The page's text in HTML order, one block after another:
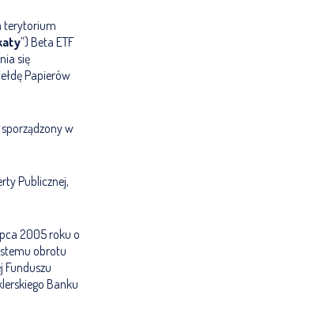
terytorium
”) Beta ETF
się
Papierów
sporządzony w
Publicznej,
2005 roku o
obrotu
Funduszu
Banku